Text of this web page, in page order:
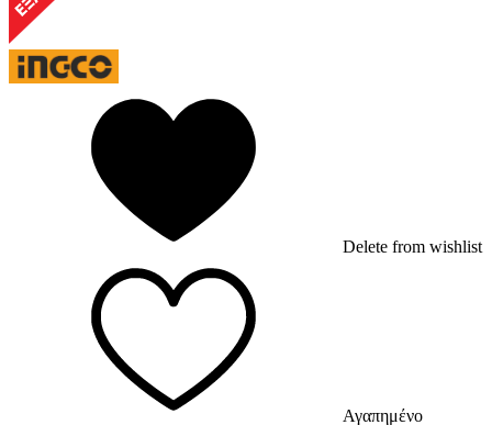
Delete from wishlist
Αγαπημένο